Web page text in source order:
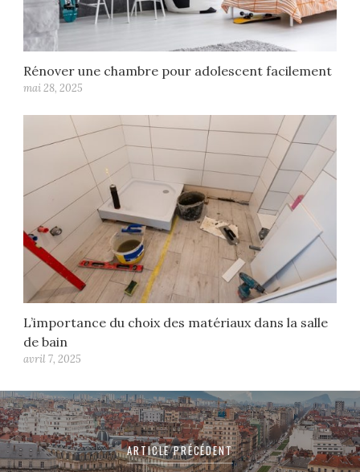
Rénover une chambre pour adolescent facilement
mai 28, 2025
L’importance du choix des matériaux dans la salle
de bain
avril 7, 2025
Navigation
de
ARTICLE PRÉCÉDENT